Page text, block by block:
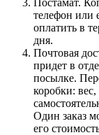
телефон или
оплатить в
дня.
Почтовая
придет в
посылке.
коробки:
Один заказ
его